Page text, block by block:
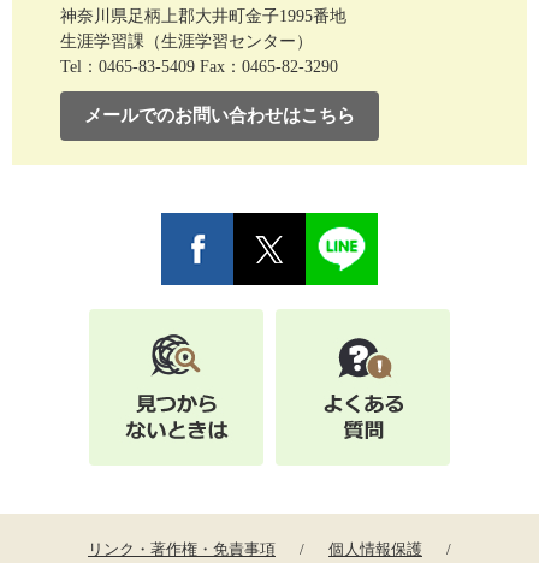
神奈川県足柄上郡大井町金子1995番地
生涯学習課（生涯学習センター）
Tel：0465-83-5409 Fax：0465-82-3290
メールでのお問い合わせはこちら
リンク・著作権・免責事項 個人情報保護